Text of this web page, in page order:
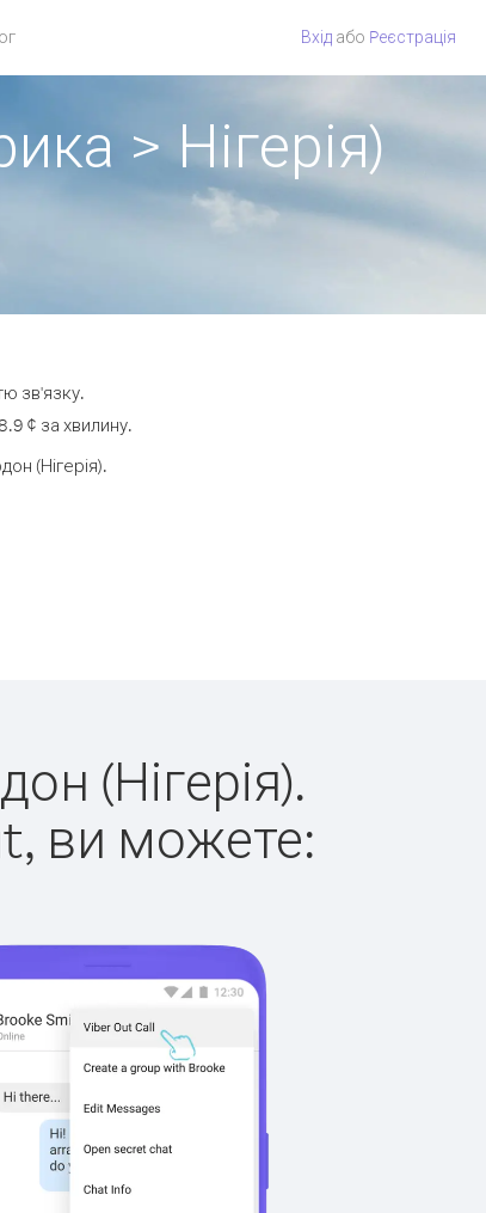
Вхід або Pеєстрація
> Нігерія)
зв'язку.
¢ за хвилину.
(Нігерія).
(Нігерія).
ви можете: